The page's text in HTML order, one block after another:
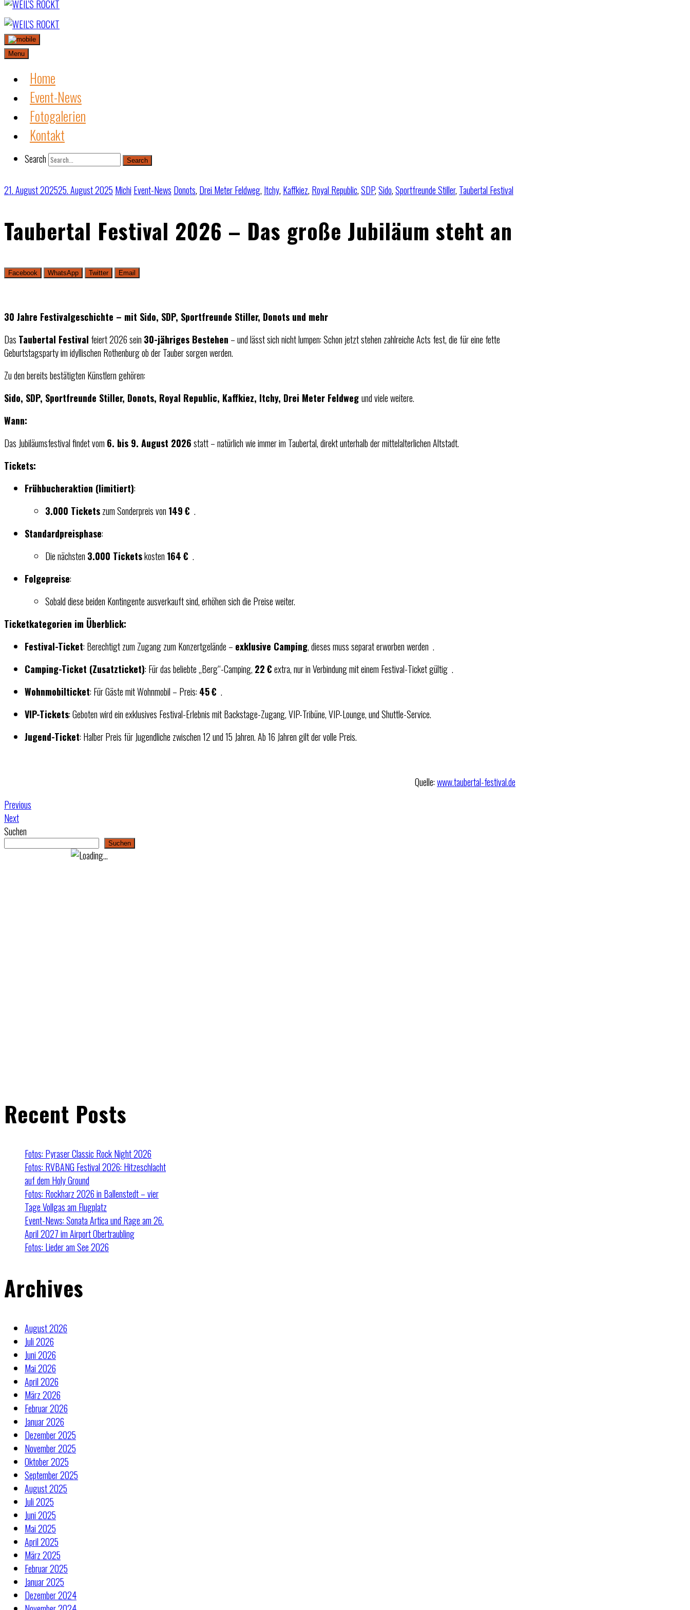
Skip
to
content
Menu
Home
Event-News
Fotogalerien
Kontakt
Search Search
21. August 202525. August 2025 Michi Event-News Donots, Drei Meter Feldweg, Itchy, Kaffkiez, Royal Republic,SDP,Sido,Sportfreunde Stiller, Taubertal Festival
Taubertal Festival 2026 – Das große Jubiläum steht an
Facebook WhatsApp Twitter Email
30 Jahre Festivalgeschichte – mit Sido, SDP, Sportfreunde Stiller, Donots und mehr
Das Taubertal Festival feiert 2026 sein 30-jähriges Bestehen – und lässt sich nicht lumpen: Schon jetzt stehen zahlreiche Acts fest, die für eine fette
Geburtstagsparty im idyllischen Rothenburg ob der Tauber sorgen werden.
Zu den bereits bestätigten Künstlern gehören:
Sido, SDP, Sportfreunde Stiller, Donots, Royal Republic, Kaffkiez, Itchy, Drei Meter Feldwegund viele weitere.
Wann:
Das Jubiläumsfestival findet vom 6. bis 9. August 2026statt – natürlich wie immer im Taubertal, direkt unterhalb der mittelalterlichen Altstadt.
Tickets:
Frühbucheraktion (limitiert):
3.000 Ticketszum Sonderpreis von 149 € .
Standardpreisphase:
Die nächsten 3.000 Ticketskosten 164 € .
Folgepreise:
Sobald diese beiden Kontingente ausverkauft sind, erhöhen sich die Preise weiter.
Ticketkategorien im Überblick:
Festival-Ticket: Berechtigt zum Zugang zum Konzertgelände – exklusive Camping, dieses muss separat erworben werden .
Camping-Ticket (Zusatzticket): Für das beliebte „Berg“-Camping, 22 €extra, nur in Verbindung mit einem Festival-Ticket gültig .
Wohnmobilticket: Für Gäste mit Wohnmobil – Preis: 45 € .
VIP-Tickets: Geboten wird ein exklusives Festival-Erlebnis mit Backstage-Zugang, VIP-Tribüne, VIP-Lounge, und Shuttle-Service.
Jugend-Ticket: Halber Preis für Jugendliche zwischen 12 und 15 Jahren. Ab 16 Jahren gilt der volle Preis.
Quelle:www.taubertal-festival.de
Previous
Next
Suchen
Suchen
Recent Posts
Fotos: Pyraser Classic Rock Night 2026
Fotos: RVBANG Festival 2026: Hitzeschlacht
auf dem Holy Ground
Fotos: Rockharz 2026 in Ballenstedt – vier
Tage Vollgas am Flugplatz
Event-News: Sonata Artica und Rage am 26.
April 2027 im Airport Obertraubling
Fotos: Lieder am See 2026
Archives
August 2026
Juli 2026
Juni 2026
Mai 2026
April 2026
März 2026
Februar 2026
Januar 2026
Dezember 2025
November 2025
Oktober 2025
September 2025
August 2025
Juli 2025
Juni 2025
Mai 2025
April 2025
März 2025
Februar 2025
Januar 2025
Dezember 2024